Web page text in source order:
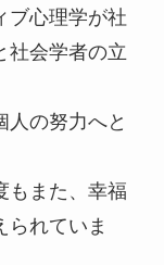
ブ心理学が社
社会学者の立
人の努力へと
もまた、幸福
られていま